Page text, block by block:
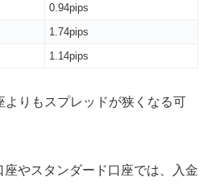
0.94pips
1.74pips
1.14pips
よりもスプレッドが狭くなる可
座やスタンダード口座では、入金